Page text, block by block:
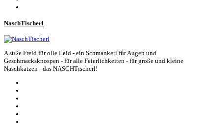
NaschTischerl
A süße Freid für olle Leid - ein Schmankerl für Augen und
Geschmacksknospen - für alle Feierlichkeiten - für große und kleine
Naschkatzen - das NASCHTischerl!